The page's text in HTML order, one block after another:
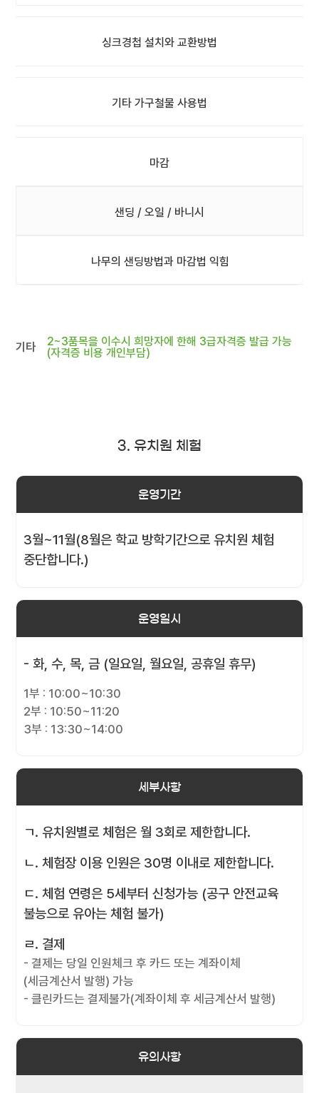
싱크경첩 설치와 교환방법
기타 가구철물 사용법
마감
샌딩 / 오일 / 바니시
나무의 샌딩방법과 마감법 익힘
기타
2~3품목을 이수시 희망자에 한해 3급자격증 발급 가능
(자격증 비용 개인부담)
3. 유치원 체험
운영기간
3월~11월(8월은 학교 방학기간으로 유치원 체험
중단합니다.)
운영일시
- 화, 수, 목, 금 (일요일, 월요일, 공휴일 휴무)
1부 : 10:00~10:30
2부 : 10:50~11:20
3부 : 13:30~14:00
세부사항
ㄱ. 유치원별로 체험은 월 3회로 제한합니다.
ㄴ. 체험장 이용 인원은 30명 이내로 제한합니다.
ㄷ. 체험 연령은 5세부터 신청가능 (공구 안전교육
불능으로 유아는 체험 불가)
ㄹ. 결제
- 결제는 당일 인원체크 후 카드 또는 계좌이체
(세금계산서 발행) 가능
- 클린카드는 결제불가(계좌이체 후 세금계산서 발행)
유의사항